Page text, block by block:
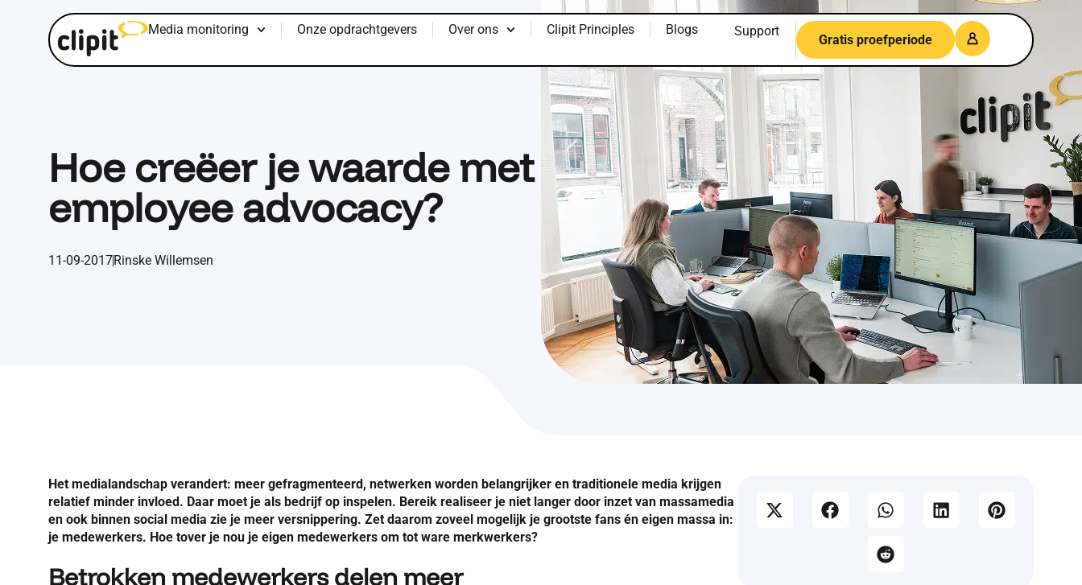
Media monitoring Onze opdrachtgevers Over ons Clipit Principles Blogs Support
Gratis proefperiode
Hoe creëer je waarde met
employee advocacy?
11-09-2017Rinske Willemsen
Het medialandschap verandert: meer gefragmenteerd, netwerken worden belangrijker en traditionele media krijgen
relatief minder invloed. Daar moet je als bedrijf op inspelen. Bereik realiseer je niet langer door inzet van massamedia
en ook binnen social media zie je meer versnippering. Zet daarom zoveel mogelijk je grootste fans én eigen massa in:
je medewerkers. Hoe tover je nou je eigen medewerkers om tot ware merkwerkers?
Betrokken medewerkers delen meer